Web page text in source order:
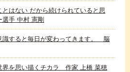
とはない だから続けられていると思
手 中村 憲剛
識すると毎日が変わってきます。 脳
界を思い描くチカラ 作家 上橋 菜穂